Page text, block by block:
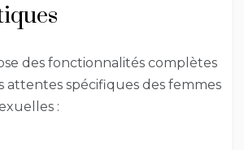
des fonctionnalités complètes
attentes spécifiques des femmes
: